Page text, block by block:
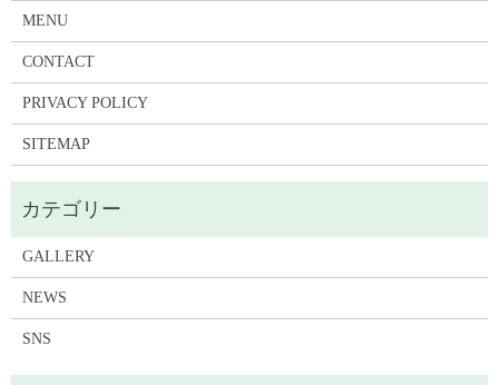
MENU
CONTACT
PRIVACY POLICY
SITEMAP
GALLERY
NEWS
SNS